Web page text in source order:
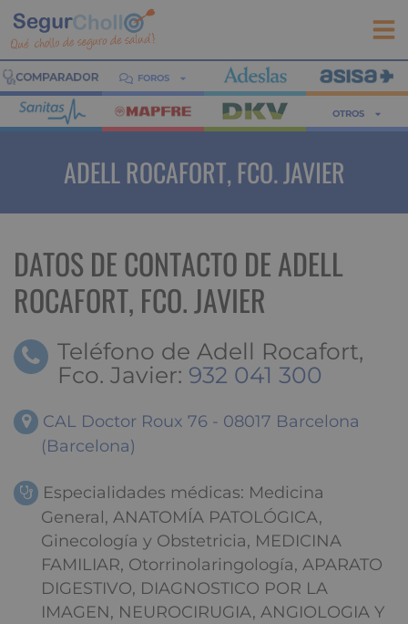
FOROS
OTROS
ADELL ROCAFORT, FCO. JAVIER
DATOS DE CONTACTO DE ADELL
ROCAFORT, FCO. JAVIER
Teléfono de Adell Rocafort,
Fco. Javier: 932 041 300
CAL Doctor Roux 76 - 08017 Barcelona
(Barcelona)
Especialidades médicas: Medicina
General, ANATOMÍA PATOLÓGICA,
Ginecología y Obstetricia, MEDICINA
FAMILIAR, Otorrinolaringología, APARATO
DIGESTIVO, DIAGNOSTICO POR LA
IMAGEN, NEUROCIRUGIA, ANGIOLOGIA Y